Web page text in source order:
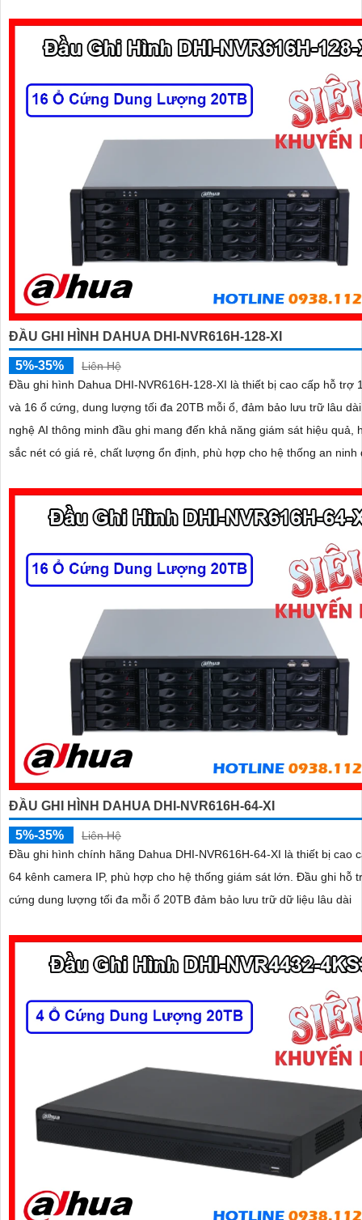
ĐẦU GHI HÌNH DAHUA DHI-NVR616H-128-XI
5%-35%
Liên Hệ
Đầu ghi hình Dahua DHI-NVR616H-128-XI là thiết bị cao cấp hỗ trợ
và 16 ổ cứng, dung lượng tối đa 20TB mỗi ổ, đảm bảo lưu trữ lâu dài. Với
nghệ AI thông minh đầu ghi mang đến khả năng giám sát hiệu quả,
sắc nét có giá rẻ, chất lượng ổn định, phù hợp cho hệ thống an ninh
ĐẦU GHI HÌNH DAHUA DHI-NVR616H-64-XI
5%-35%
Liên Hệ
Đầu ghi hình chính hãng Dahua DHI-NVR616H-64-XI là thiết bị cao
64 kênh camera IP, phù hợp cho hệ thống giám sát lớn. Đầu ghi hỗ trợ tới 16 ổ
cứng dung lượng tối đa mỗi ổ 20TB đảm bảo lưu trữ dữ liệu lâu dài